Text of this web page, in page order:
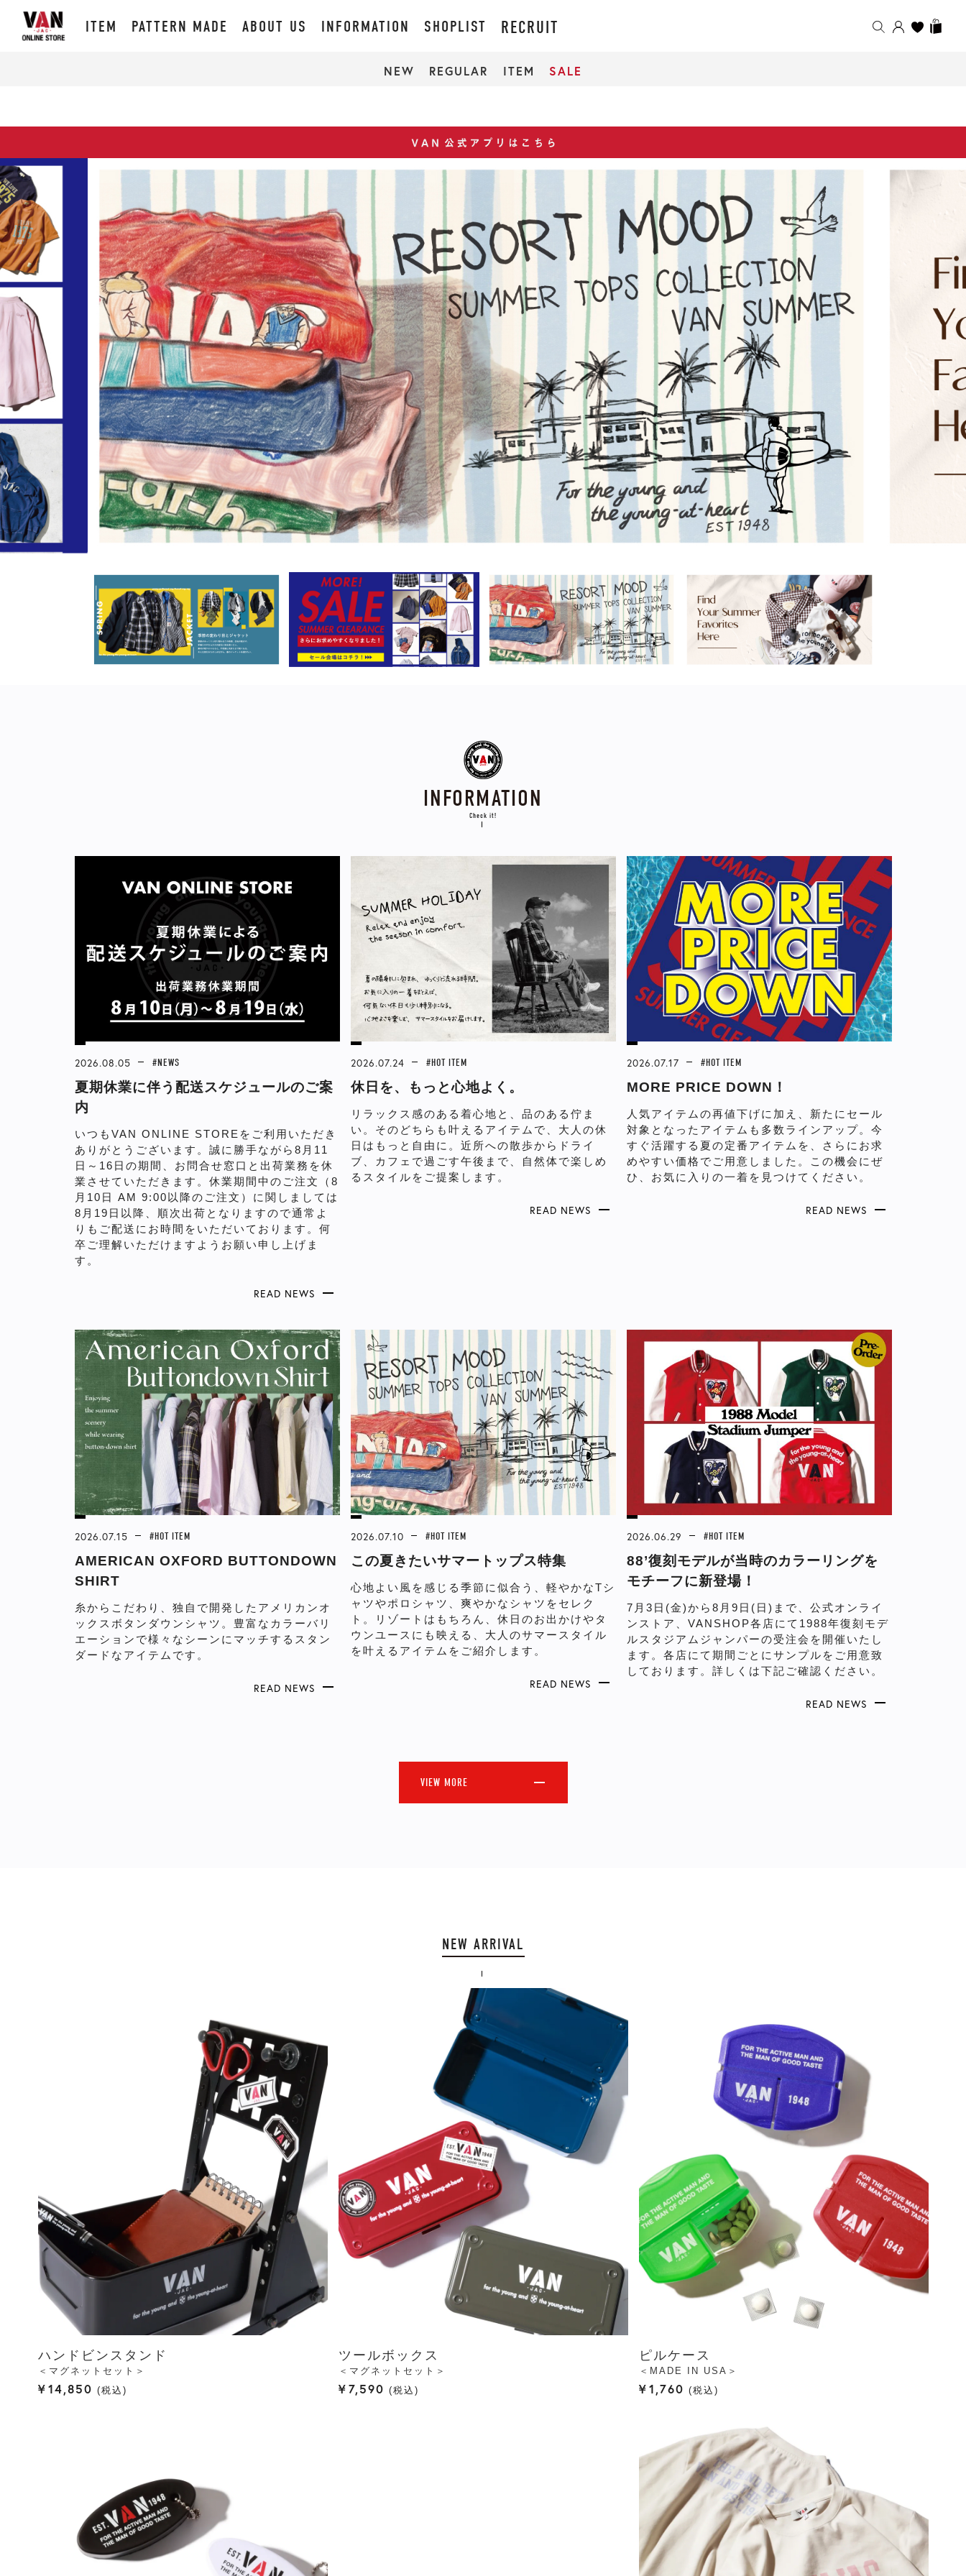
ITEM PATTERN MADE ABOUT US INFORMATION SHOPLIST RECRUIT
NEW REGULAR ITEM SALE
INFORMATION
Check it!
2026.08.05 #NEWS
夏期休業に伴う配送スケジュールのご案
内
いつもVAN ONLINE STOREをご利用いただき
ありがとうございます。誠に勝手ながら8月11
日～16日の期間、お問合せ窓口と出荷業務を休
業させていただきます。休業期間中のご注文（8
月10日 AM 9:00以降のご注文）に関しましては
8月19日以降、順次出荷となりますので通常よ
りもご配送にお時間をいただいております。何
卒ご理解いただけますようお願い申し上げま
す。
READ NEWS
2026.07.24 #HOT ITEM
休日を、もっと心地よく。
リラックス感のある着心地と、品のある佇ま
い。そのどちらも叶えるアイテムで、大人の休
日はもっと自由に。近所への散歩からドライ
ブ、カフェで過ごす午後まで、自然体で楽しめ
るスタイルをご提案します。
READ NEWS
2026.07.17 #HOT ITEM
MORE PRICE DOWN！
人気アイテムの再値下げに加え、新たにセール
対象となったアイテムも多数ラインアップ。今
すぐ活躍する夏の定番アイテムを、さらにお求
めやすい価格でご用意しました。この機会にぜ
ひ、お気に入りの一着を見つけてください。
READ NEWS
2026.07.15 #HOT ITEM
AMERICAN OXFORD BUTTONDOWN
SHIRT
糸からこだわり、独自で開発したアメリカンオ
ックスボタンダウンシャツ。豊富なカラーバリ
エーションで様々なシーンにマッチするスタン
ダードなアイテムです。
READ NEWS
2026.07.10 #HOT ITEM
この夏きたいサマートップス特集
心地よい風を感じる季節に似合う、軽やかなTシ
ャツやポロシャツ、爽やかなシャツをセレク
ト。リゾートはもちろん、休日のお出かけやタ
ウンユースにも映える、大人のサマースタイル
を叶えるアイテムをご紹介します。
READ NEWS
2026.06.29 #HOT ITEM
88’復刻モデルが当時のカラーリングを
モチーフに新登場！
7月3日(金)から8月9日(日)まで、公式オンライ
ンストア、VANSHOP各店にて1988年復刻モデ
ルスタジアムジャンパーの受注会を開催いたし
ます。各店にて期間ごとにサンプルをご用意致
しております。詳しくは下記ご確認ください。
READ NEWS
VIEW MORE
NEW ARRIVAL
ハンドビンスタンド
＜マグネットセット＞
¥14,850 税込
ツールボックス
＜マグネットセット＞
¥7,590 税込
ピルケース
＜MADE IN USA＞
¥1,760 税込